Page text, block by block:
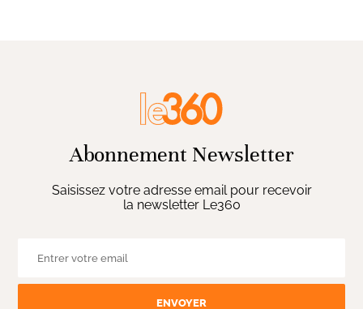
Abonnement Newsletter
Saisissez votre adresse email pour recevoir
la newsletter Le360
ENVOYER